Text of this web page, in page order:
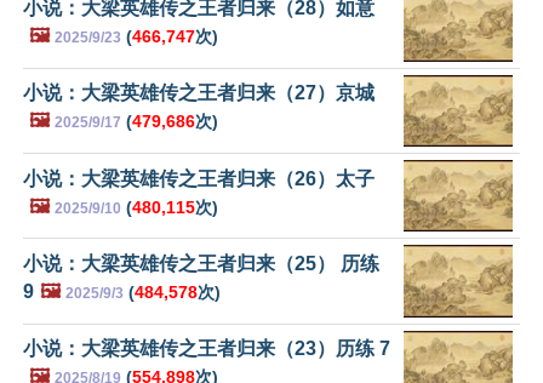
小说：大梁英雄传之王者归来（28）如意
🖼️ 2025/9/23 (466,747次)
小说：大梁英雄传之王者归来（27）京城
🖼️ 2025/9/17 (479,686次)
小说：大梁英雄传之王者归来（26）太子
🖼️ 2025/9/10 (480,115次)
小说：大梁英雄传之王者归来（25） 历练
9 🖼️ 2025/9/3 (484,578次)
小说：大梁英雄传之王者归来（23）历练 7
🖼️ 2025/8/19 (554,898次)